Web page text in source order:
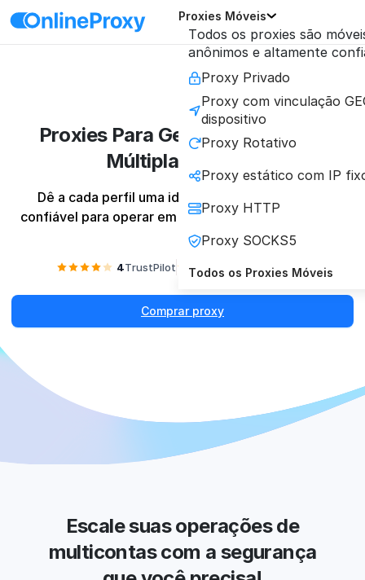
Proxies Móveis
Todos os proxies são
anônimos e altamente
Proxy Privado
Proxy com vinculação
dispositivo
Proxy Rotativo
Proxy estático com IP
Proxy HTTP
Proxy SOCKS5
Todos os Proxies Móveis
Proxies Para Gerenciamento de
Múltiplas Contas
Dê a cada perfil uma identidade digital única e
confiável para operar em escala sem ser detectado.
4TrustPilot 4.2 Reviews.io
Comprar proxy
Escale suas operações de
multicontas com a segurança